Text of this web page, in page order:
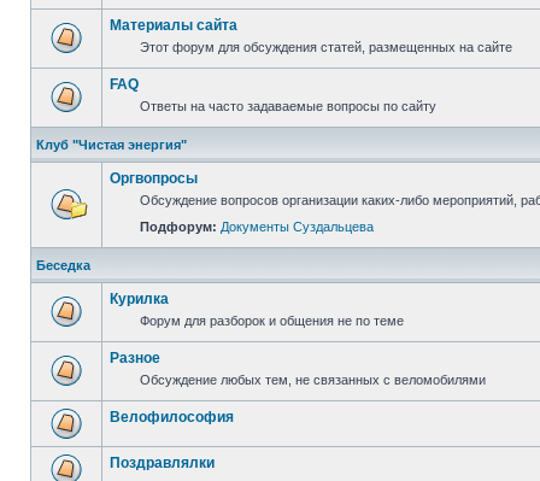
Материалы сайта
Этот форум для обсуждения статей, размещенных на сайте
FAQ
Ответы на часто задаваемые вопросы по сайту
Клуб "Чистая энергия"
Оргвопросы
Обсуждение вопросов организации каких-либо мероприятий,
Подфорум: Документы Суздальцева
Беседка
Курилка
Форум для разборок и общения не по теме
Разное
Обсуждение любых тем, не связанных с веломобилями
Велофилософия
Поздравлялки